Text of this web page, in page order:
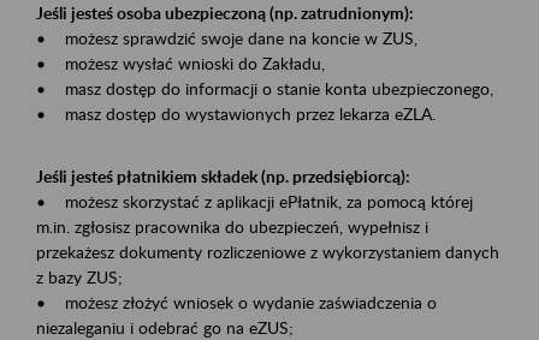
Jeśli jesteś osoba ubezpieczoną (np. zatrudnionym):
• możesz sprawdzić swoje dane na koncie w ZUS,
• możesz wysłać wnioski do Zakładu,
• masz dostęp do informacji o stanie konta ubezpieczonego,
• masz dostęp do wystawionych przez lekarza eZLA.
Jeśli jesteś płatnikiem składek (np. przedsiębiorcą):
• możesz skorzystać z aplikacji ePłatnik, za pomocą której
m.in. zgłosisz pracownika do ubezpieczeń, wypełnisz i
przekażesz dokumenty rozliczeniowe z wykorzystaniem danych
z bazy ZUS;
• możesz złożyć wniosek o wydanie zaświadczenia o
niezaleganiu i odebrać go na eZUS;